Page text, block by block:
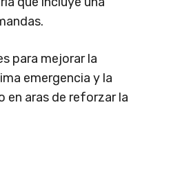
para mejorar la
emergencia y la
en aras de reforzar la